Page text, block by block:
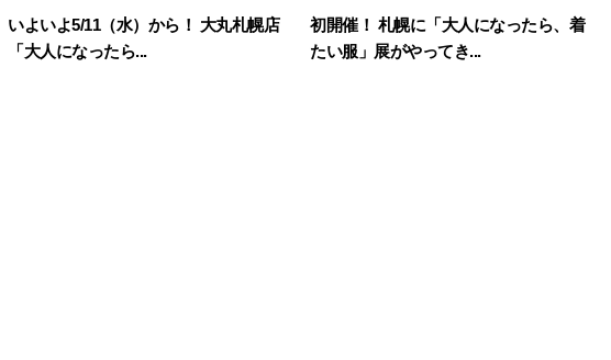
いよいよ5/11（水）から！ 大丸札幌店
「大人になったら...
初開催！ 札幌に「大人になったら、着
たい服」展がやってき...